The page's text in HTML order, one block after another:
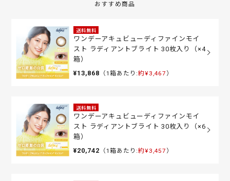
おすすめ商品
送料無料
ワンデーアキュビューディファインモイ
スト ラディアントブライト 30枚入り（×4
箱）
¥13,868 （1箱あたり:約¥3,467 ）
送料無料
ワンデーアキュビューディファインモイ
スト ラディアントブライト 30枚入り（×6
箱）
¥20,742 （1箱あたり:約¥3,457 ）